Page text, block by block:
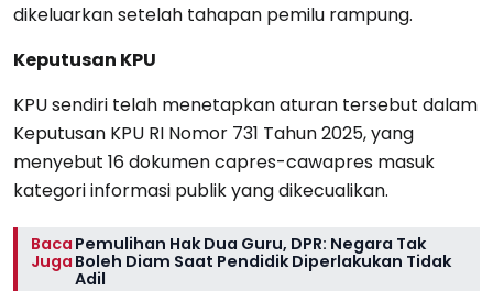
dikeluarkan setelah tahapan pemilu rampung.
Keputusan KPU
KPU sendiri telah menetapkan aturan tersebut dalam
Keputusan KPU RI Nomor 731 Tahun 2025, yang
menyebut 16 dokumen capres-cawapres masuk
kategori informasi publik yang dikecualikan.
Baca
Juga
Pemulihan Hak Dua Guru, DPR: Negara Tak
Boleh Diam Saat Pendidik Diperlakukan Tidak
Adil